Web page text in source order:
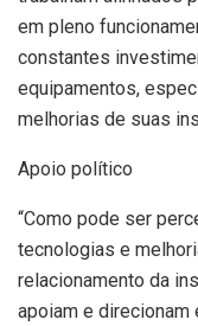
em pleno
constantes
equipamentos,
melhorias de suas
Apoio político
“Como pode ser
tecnologias e
relacionamento da
apoiam e direcionam